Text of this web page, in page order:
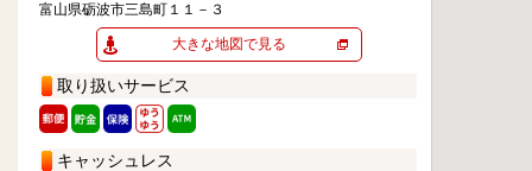
富山県砺波市三島町１１－３
大きな地図で見る
取り扱いサービス
キャッシュレス